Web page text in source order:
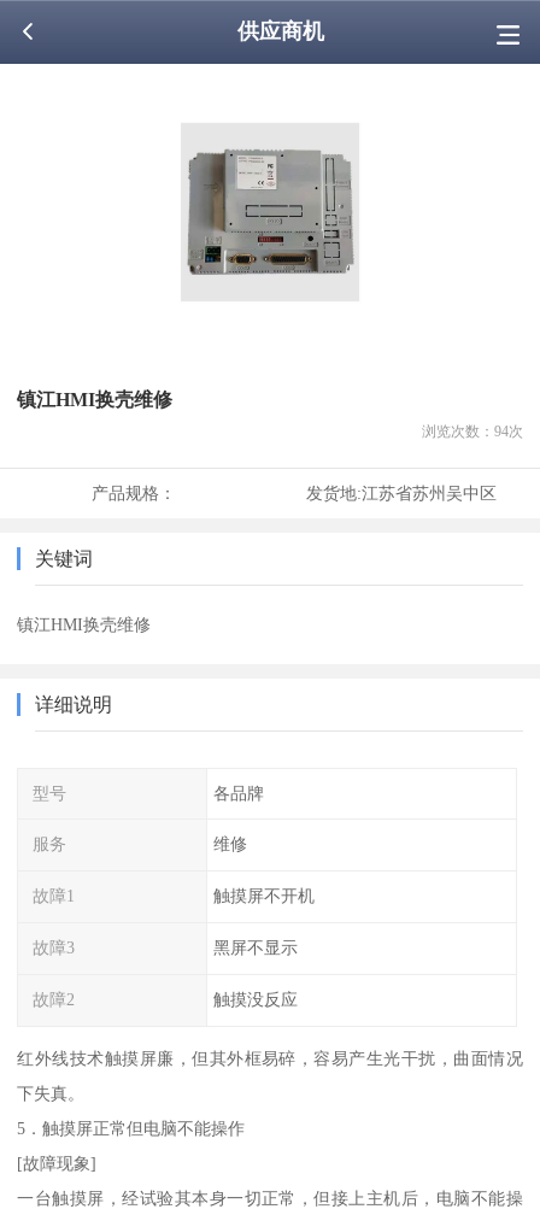
供应商机
镇江HMI换壳维修
浏览次数： 94次
产品规格： 发货地:江苏省苏州吴中区
关键词
镇江HMI换壳维修
详细说明
型号 各品牌
服务 维修
故障1 触摸屏不开机
故障3 黑屏不显示
故障2 触摸没反应
红外线技术触摸屏廉，但其外框易碎，容易产生光干扰，曲面情况
下失真。
5．触摸屏正常但电脑不能操作
[故障现象]
一台触摸屏，经试验其本身一切正常，但接上主机后，电脑不能操